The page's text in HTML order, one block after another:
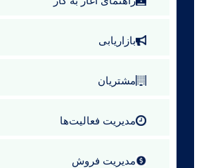
بازاریابی
مشتریان
مدیریت فعالیت‌ها
مدیریت فروش